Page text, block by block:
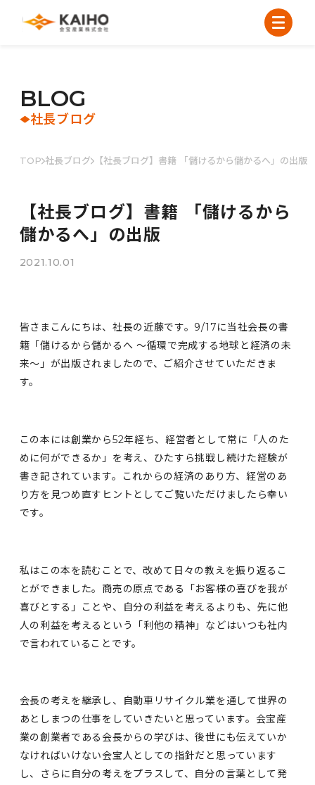
BLOG
社長ブログ
TOP 社長ブログ 【社長ブログ】書籍 「儲けるから儲かるへ」の出版
【社長ブログ】書籍 「儲けるから
儲かるへ」の出版
2021.10.01
皆さまこんにちは、社長の近藤です。9/17に当社会長の書
籍「儲けるから儲かるへ ～循環で完成する地球と経済の未
来～」が出版されましたので、ご紹介させていただきま
す。
この本には創業から52年経ち、経営者として常に「人のた
めに何ができるか」を考え、ひたすら挑戦し続けた経験が
書き記されています。これからの経済のあり方、経営のあ
り方を見つめ直すヒントとしてご覧いただけましたら幸い
です。
私はこの本を読むことで、改めて日々の教えを振り返るこ
とができました。商売の原点である「お客様の喜びを我が
喜びとする」ことや、自分の利益を考えるよりも、先に他
人の利益を考えるという「利他の精神」などはいつも社内
で言われていることです。
会長の考えを継承し、自動車リサイクル業を通して世界の
あとしまつの仕事をしていきたいと思っています。会宝産
業の創業者である会長からの学びは、後世にも伝えていか
なければいけない会宝人としての指針だと思っています
し、さらに自分の考えをプラスして、自分の言葉として発